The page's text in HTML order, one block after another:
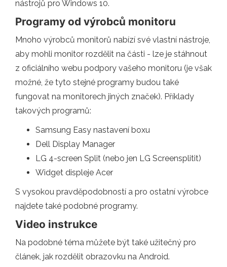
nástrojů pro Windows 10.
Programy od výrobců monitoru
Mnoho výrobců monitorů nabízí své vlastní nástroje,
aby mohli monitor rozdělit na části - lze je stáhnout
z oficiálního webu podpory vašeho monitoru (je však
možné, že tyto stejné programy budou také
fungovat na monitorech jiných značek). Příklady
takových programů:
Samsung Easy nastavení boxu
Dell Display Manager
LG 4-screen Split (nebo jen LG Screensplitit)
Widget displeje Acer
S vysokou pravděpodobností a pro ostatní výrobce
najdete také podobné programy.
Video instrukce
Na podobné téma můžete být také užitečný pro
článek, jak rozdělit obrazovku na Android.